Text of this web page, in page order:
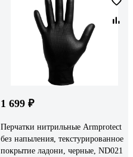
1 699 ₽
Перчатки нитрильные Armprotect
без напыления, текстурированное
покрытие ладони, черные, ND021